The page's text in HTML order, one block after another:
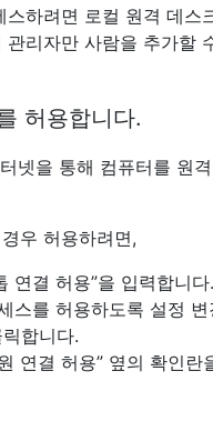
하려면 로컬 원격 데
리자만 사람을 추가할
허용합니다.
넷을 통해 컴퓨터를 원
우 허용하려면,
연결 허용”을 입력합니다.
스를 허용하도록 설정
합니다.
연결 허용” 옆의 확인